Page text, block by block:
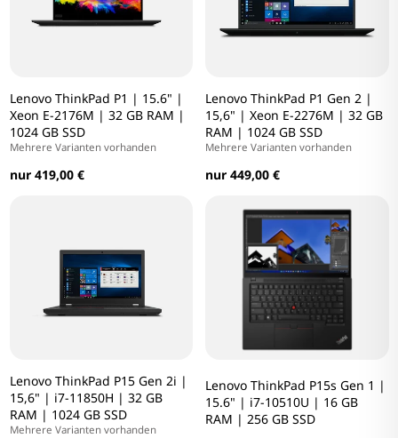
Lenovo ThinkPad P1 | 15.6" |
Xeon E-2176M | 32 GB RAM |
1024 GB SSD
Mehrere Varianten vorhanden
nur 419,00 €
Lenovo ThinkPad P1 Gen 2 |
15,6" | Xeon E-2276M | 32 GB
RAM | 1024 GB SSD
Mehrere Varianten vorhanden
nur 449,00 €
Lenovo ThinkPad P15 Gen 2i |
15,6" | i7-11850H | 32 GB
RAM | 1024 GB SSD
Mehrere Varianten vorhanden
Lenovo ThinkPad P15s Gen 1 |
15.6" | i7-10510U | 16 GB
RAM | 256 GB SSD